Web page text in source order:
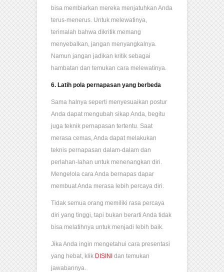
bisa membiarkan mereka menjatuhkan Anda
terus-menerus. Untuk melewatinya,
terimalah bahwa dikritik memang
menyebalkan, jangan menyangkalnya.
Namun jangan jadikan kritik sebagai
hambatan dan temukan cara melewatinya.
6. Latih pola pernapasan yang berbeda
Sama halnya seperti menyesuaikan postur
Anda dapat mengubah sikap Anda, begitu
juga teknik pernapasan tertentu. Saat
merasa cemas, Anda dapat melakukan
teknis pernapasan dalam-dalam dan
perlahan-lahan untuk menenangkan diri.
Mengelola cara Anda bernapas dapar
membuat Anda merasa lebih percaya diri.
Tidak semua orang memiliki rasa percaya
diri yang tinggi, tapi bukan berarti Anda tidak
bisa melatihnya untuk menjadi lebih baik.
Jika Anda ingin mengetahui cara presentasi
yang hebat, klik DISINI dan temukan
jawabannya.